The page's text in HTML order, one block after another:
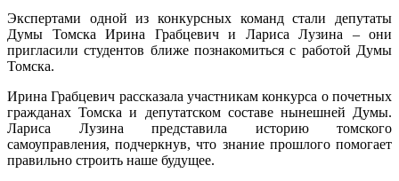
Экспертами одной из конкурсных команд стали депутаты
Думы Томска Ирина Грабцевич и Лариса Лузина – они
пригласили студентов ближе познакомиться с работой Думы
Томска.
Ирина Грабцевич рассказала участникам конкурса о почетных
гражданах Томска и депутатском составе нынешней Думы.
Лариса Лузина представила историю томского
самоуправления, подчеркнув, что знание прошлого помогает
правильно строить наше будущее.